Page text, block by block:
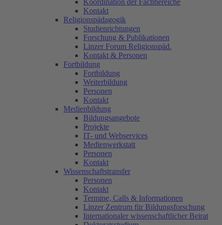
Koordination der Fachbereiche
Kontakt
Religionspädagogik
Studienrichtungen
Forschung & Publikationen
Linzer Forum Religionspäd.
Kontakt & Personen
Fortbildung
Fortbildung
Weiterbildung
Personen
Kontakt
Medienbildung
Bildungsangebote
Projekte
IT- und Webservices
Medienwerkstatt
Personen
Kontakt
Wissenschaftstransfer
Personen
Kontakt
Termine, Calls & Informationen
Linzer Zentrum für Bildungsforschung
Internationaler wissenschaftlicher Beirat